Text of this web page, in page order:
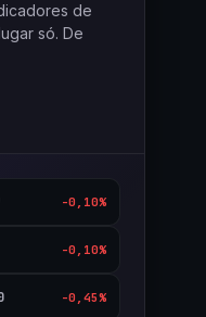
de
só. De
-0,10%
-0,10%
-0,45%